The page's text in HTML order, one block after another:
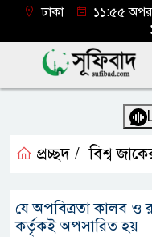
ঢাকা
১১:৫৫
প্রচ্ছদ / বিশ্ব
যে অপবিত্রতা কালব ও
কর্তৃকই অপসারিত হয়